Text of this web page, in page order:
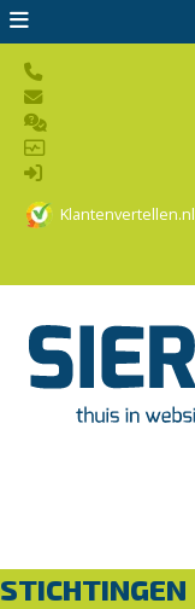
Klantenvertellen.nl
STICHTINGEN